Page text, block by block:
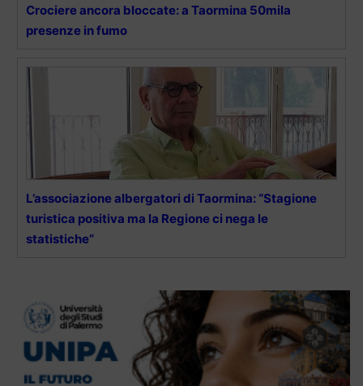
Crociere ancora bloccate: a Taormina 50mila
presenze in fumo
L’associazione albergatori di Taormina: “Stagione
turistica positiva ma la Regione ci nega le
statistiche”